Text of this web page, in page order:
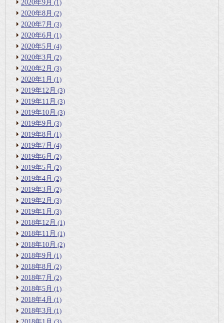
2020年9月 (1)
2020年8月 (2)
2020年7月 (3)
2020年6月 (1)
2020年5月 (4)
2020年3月 (2)
2020年2月 (3)
2020年1月 (1)
2019年12月 (3)
2019年11月 (3)
2019年10月 (3)
2019年9月 (3)
2019年8月 (1)
2019年7月 (4)
2019年6月 (2)
2019年5月 (2)
2019年4月 (2)
2019年3月 (2)
2019年2月 (3)
2019年1月 (3)
2018年12月 (1)
2018年11月 (1)
2018年10月 (2)
2018年9月 (1)
2018年8月 (2)
2018年7月 (2)
2018年5月 (1)
2018年4月 (1)
2018年3月 (1)